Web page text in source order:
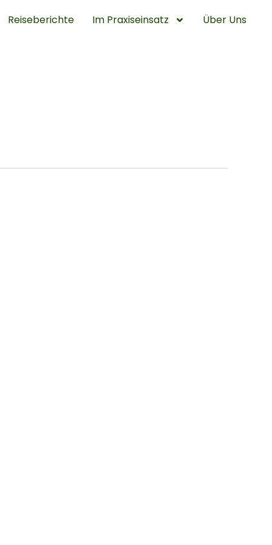
Reiseberichte Im Praxiseinsatz Über Uns